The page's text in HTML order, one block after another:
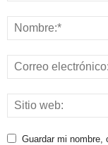
Guardar mi nombre,